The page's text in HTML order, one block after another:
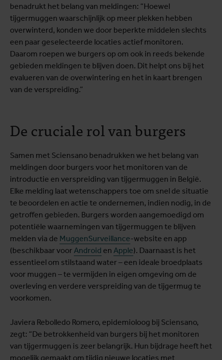
benadrukt het belang van meldingen: “Hoewel
tijgermuggen waarschijnlijk op meer plekken hebben
overwinterd, konden we door beperkte middelen slechts
een paar geselecteerde locaties actief monitoren.
Daarom roepen we burgers op om ook in reeds bekende
gebieden meldingen te blijven doen. Dit helpt ons bij het
evalueren van de overwintering en het in kaart brengen
van de verspreiding.”
De cruciale rol van burgers
Samen met Sciensano benadrukken we het belang van
meldingen door burgers voor het monitoren van de
introductie en verspreiding van tijgermuggen in België.
Elke melding laat wetenschappers toe om snel de situatie
te beoordelen en actie te ondernemen, indien nodig, in de
getroffen gebieden. Burgers worden aangemoedigd om
potentiële waarnemingen van tijgermuggen te blijven
melden via de MuggenSurveillance-website en app
(beschikbaar voorAndroid en Apple). Daarnaast is het
essentieel om stilstaand water – een ideale broedplaats
voor muggen – te vermijden in eigen omgeving om de
overleving en verdere verspreiding van de tijgermug te
voorkomen.
Javiera Rebolledo Romero, epidemioloog bij Sciensano,
zegt: “De betrokkenheid van burgers bij het monitoren
van tijgermuggen is zeer belangrijk. Hun bijdrage heeft het
mogelijk gemaakt om tijdig nieuwe locaties met